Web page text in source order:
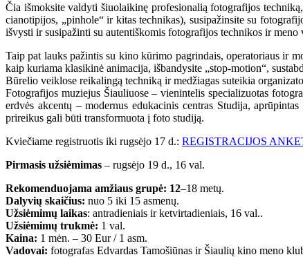
Čia išmoksite valdyti šiuolaikinę profesionalią fotografijos
cianotipijos, „pinhole“ ir kitas technikas), susipažinsite su
išvysti ir susipažinti su autentiškomis fotografijos technikos ir meno
Taip pat lauks pažintis su kino kūrimo pagrindais, operatoriaus ir
kaip kuriama klasikinė animacija, išbandysite „stop-motion“,
Būrelio veiklose reikalingą techniką ir medžiagas suteikia
Fotografijos muziejus Šiauliuose – vienintelis specializuotas
erdvės akcentų – modernus edukacinis centras Studija,
prireikus gali būti transformuota į foto studiją.
Kviečiame registruotis iki rugsėjo 17 d.: REGISTRACIJOS
Pirmasis užsiėmimas – rugsėjo 19 d., 16 val.
Rekomenduojama amžiaus grupė: 12–18 metų.
Dalyvių skaičius: nuo 5 iki 15 asmenų.
Užsiėmimų laikas: antradieniais ir ketvirtadieniais, 16 val..
Užsiėmimų trukmė: 1 val.
Kaina: 1 mėn. – 30 Eur / 1 asm.
Vadovai: fotografas Edvardas Tamošiūnas ir Šiaulių kino meno